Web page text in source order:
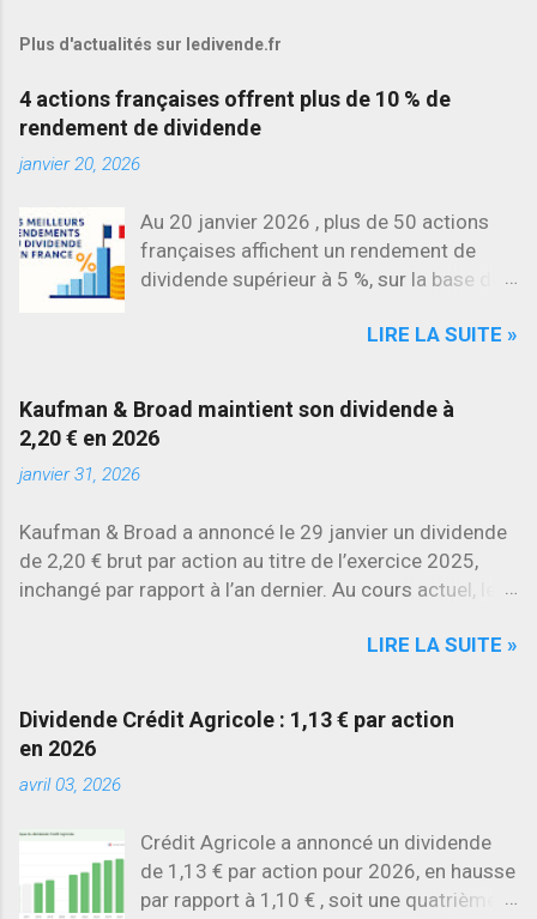
Plus d'actualités sur ledivende.fr
4 actions françaises offrent plus de 10 % de
rendement de dividende
janvier 20, 2026
Au 20 janvier 2026 , plus de 50 actions
françaises affichent un rendement de
dividende supérieur à 5 %, sur la base des
évolutions les plus marquantes concerne
Stellantis et Renault reculent déjà à deux
chiffres.
LIRE LA SUITE »
Kaufman & Broad maintient son dividende à
2,20 € en 2026
janvier 31, 2026
Kaufman & Broad a annoncé le 29 janvier un dividende
de 2,20 € brut par action au titre de l’exercice 2025,
inchangé par rapport à l’an dernier. Au cours actuel, le
LIRE LA SUITE »
Dividende Crédit Agricole : 1,13 € par action
en 2026
avril 03, 2026
Crédit Agricole a annoncé un dividende
de 1,13 € par action pour 2026, en hausse
par rapport à 1,10 € , soit une quatrième